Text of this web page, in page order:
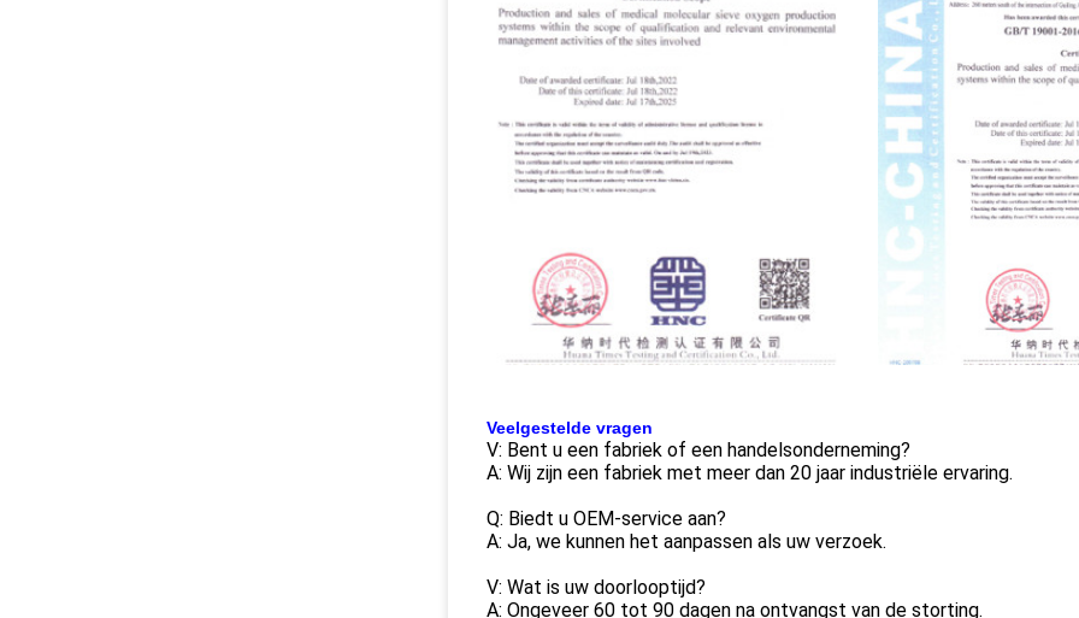
Veelgestelde vragen
V: Bent u een fabriek of een handelsonderneming?
A: Wij zijn een fabriek met meer dan 20 jaar industriële ervaring.
Q: Biedt u OEM-service aan?
A: Ja, we kunnen het aanpassen als uw verzoek.
V: Wat is uw doorlooptijd?
A: Ongeveer 60 tot 90 dagen na ontvangst van de storting.